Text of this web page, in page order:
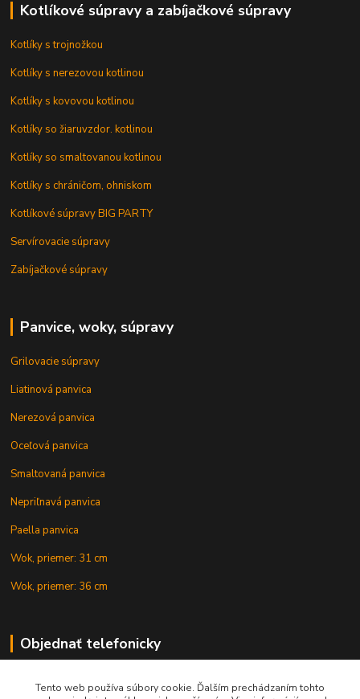
Kotlíkové súpravy a zabíjačkové súpravy
Kotlíky s trojnožkou
Kotlíky s nerezovou kotlinou
Kotlíky s kovovou kotlinou
Kotlíky so žiaruvzdor. kotlinou
Kotlíky so smaltovanou kotlinou
Kotlíky s chráničom, ohniskom
Kotlíkové súpravy BIG PARTY
Servírovacie súpravy
Zabíjačkové súpravy
Panvice, woky, súpravy
Grilovacie súpravy
Liatinová panvica
Nerezová panvica
Oceľová panvica
Smaltovaná panvica
Nepriľnavá panvica
Paella panvica
Wok, priemer: 31 cm
Wok, priemer: 36 cm
Objednať telefonicky
Tento web používa súbory cookie. Ďalším prechádzaním tohto